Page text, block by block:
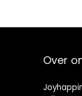
Over